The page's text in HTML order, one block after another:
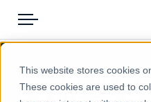
This website stores cookies
These cookies are used to
Menu
Pricing
Products
France - Ile de